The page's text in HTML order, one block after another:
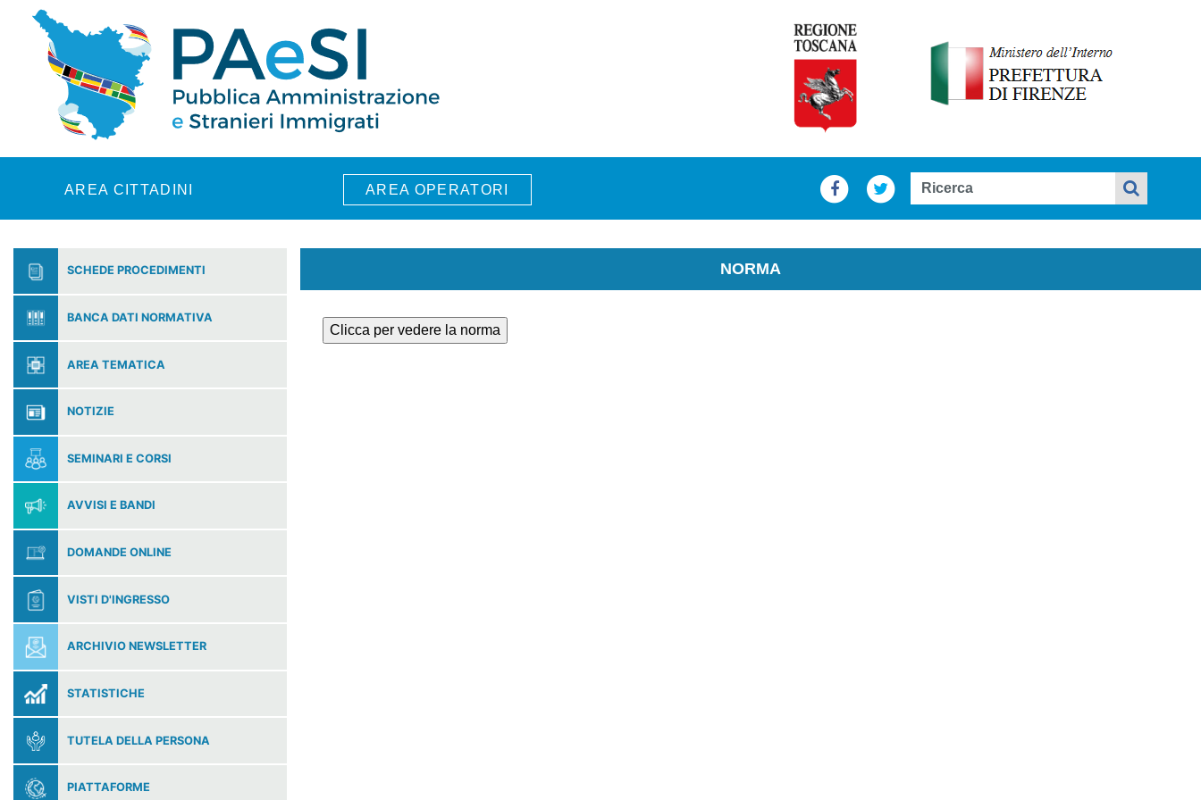
Skip to main content
AREA CITTADINI AREA OPERATORI
SCHEDE PROCEDIMENTI
BANCA DATI NORMATIVA
AREA TEMATICA
NOTIZIE
SEMINARI E CORSI
AVVISI E BANDI
DOMANDE ONLINE
VISTI D'INGRESSO
ARCHIVIO NEWSLETTER
STATISTICHE
TUTELA DELLA PERSONA
PIATTAFORME
NORMA
Clicca per vedere la norma